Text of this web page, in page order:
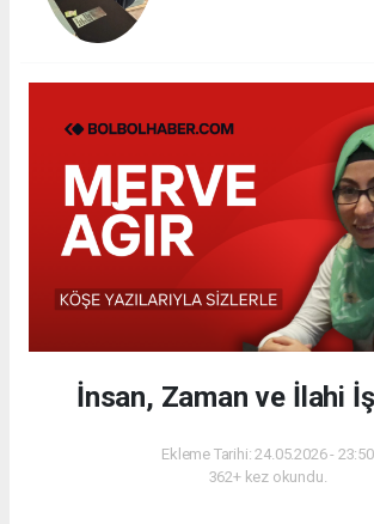
İnsan, Zaman ve İlahi
Ekleme Tarihi: 24.05.2026 - 23:50
362+ kez okundu.